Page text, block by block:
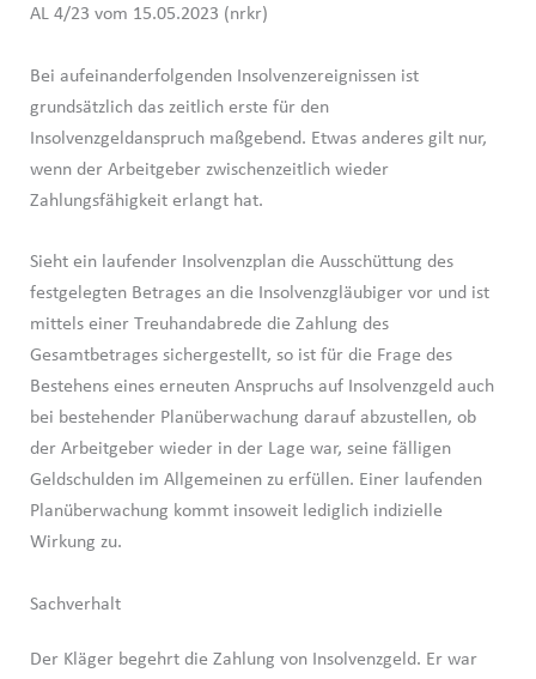
AL 4/23 vom 15.05.2023 (nrkr)
Bei aufeinanderfolgenden Insolvenzereignissen ist
grundsätzlich das zeitlich erste für den
Insolvenzgeldanspruch maßgebend. Etwas anderes gilt nur,
wenn der Arbeitgeber zwischenzeitlich wieder
Zahlungsfähigkeit erlangt hat.
Sieht ein laufender Insolvenzplan die Ausschüttung des
festgelegten Betrages an die Insolvenzgläubiger vor und ist
mittels einer Treuhandabrede die Zahlung des
Gesamtbetrages sichergestellt, so ist für die Frage des
Bestehens eines erneuten Anspruchs auf Insolvenzgeld auch
bei bestehender Planüberwachung darauf abzustellen, ob
der Arbeitgeber wieder in der Lage war, seine fälligen
Geldschulden im Allgemeinen zu erfüllen. Einer laufenden
Planüberwachung kommt insoweit lediglich indizielle
Wirkung zu.
Sachverhalt
Der Kläger begehrt die Zahlung von Insolvenzgeld. Er war